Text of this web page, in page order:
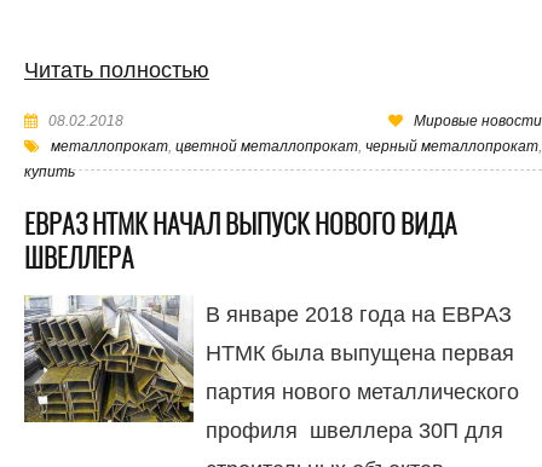
Читать полностью
08.02.2018
Мировые новости
металлопрокат, цветной металлопрокат, черный металлопрокат,
купить
ЕВРАЗ НТМК НАЧАЛ ВЫПУСК НОВОГО ВИДА
ШВЕЛЛЕРА
В январе 2018 года на ЕВРАЗ
НТМК была выпущена первая
партия нового металлического
профиля швеллера 30П для